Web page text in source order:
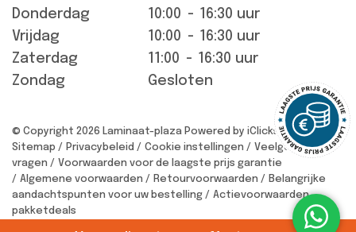
Donderdag
10:00 - 16:30 uur
Vrijdag
10:00 - 16:30 uur
Zaterdag
11:00 - 16:30 uur
Zondag
Gesloten
© Copyright 2026 Laminaat-plaza Powered by iClicks
Sitemap
Privacybeleid Cookie instellingen
Veelgestelde
vragen
Voorwaarden voor de laagste prijs garantie
Algemene voorwaarden
Retourvoorwaarden
Belangrijke
aandachtspunten voor uw bestelling
Actievoorwaarden
pakketdeals